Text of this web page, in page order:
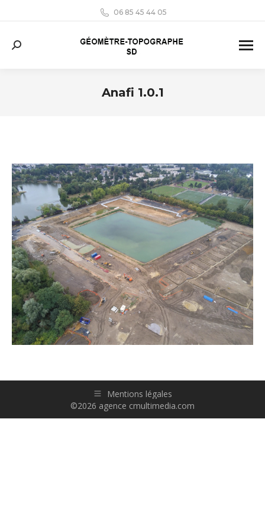
06 85 45 44 05
Search:
Anafi 1.0.1
Mentions légales
©2026 agence cmultimedia.com